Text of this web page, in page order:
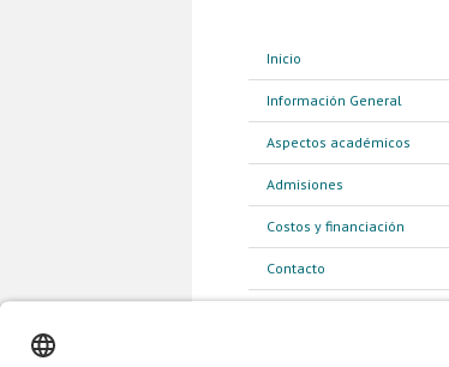
Inicio
Información General
Aspectos académicos
Admisiones
Costos y financiación
Contacto